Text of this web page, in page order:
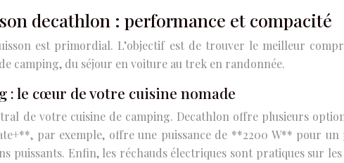
decathlon : performance et compacité
est primordial. L’objectif est de trouver le meilleur
camping, du séjour en voiture au trek en randonnée.
: le cœur de votre cuisine nomade
de votre cuisine de camping. Decathlon offre plusieurs
par exemple, offre une puissance de **2200 W** pour
puissants. Enfin, les réchauds électriques sont pratiques sur